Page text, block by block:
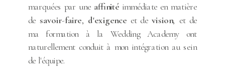
marquées par une affinité immédiate en matière
de savoir-faire, d'exigence et devision, et de
ma formation à la Wedding Academy ont
naturellement conduit à mon intégration au sein
de l'équipe.